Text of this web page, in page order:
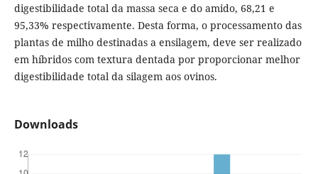
digestibilidade total da massa seca e do amido, 68,21 e
95,33% respectivamente. Desta forma, o processamento das
plantas de milho destinadas a ensilagem, deve ser realizado
em híbridos com textura dentada por proporcionar melhor
digestibilidade total da silagem aos ovinos.
Downloads